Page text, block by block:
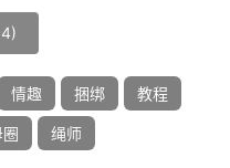
)
情趣 捆绑 教程
绳师